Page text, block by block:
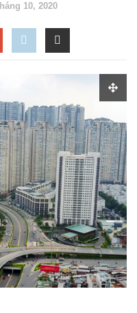
10, 2020